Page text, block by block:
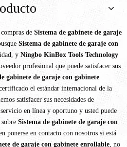
de Sistema de gabinete de garaje
Sistema de gabinete de garaje con
y Ningbo KinBox Tools Technology
profesional que puede satisfacer sus
gabinete de garaje con gabinete
el estándar internacional de la
satisfacer sus necesidades de
en línea y oportuno y usted puede
Sistema de gabinete de garaje con
ponerse en contacto con nosotros si está
de garaje con gabinete enrollable, no